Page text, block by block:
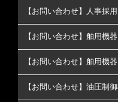
【お問い合わせ】人事採用
【お問い合わせ】舶用機器
【お問い合わせ】舶用機
【お問い合わせ】油圧制